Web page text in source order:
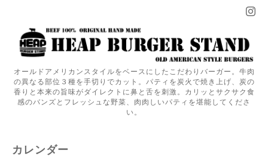
オールドアメリカンスタイルをベースにしたこだわりバーガー。牛肉
の異なる部位３種を手切りでカット。パティを炭火で焼き上げ、炭の
香りと本来の旨味がダイレクトに鼻と舌を刺激。カリッとサクサク食
感のバンズとフレッシュな野菜、肉肉しいパティを堪能してくださ
い。
カレンダー